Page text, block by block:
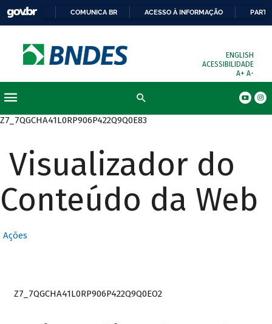
COMUNICA BR ACESSO À INFORMAÇÃO
ENGLISH
ACESSIBILIDADE
A+ A-
Z7_7QGCHA41L0RP906P422Q9Q0E83
Visualizador do
Conteúdo da Web
Ações
Z7_7QGCHA41L0RP906P422Q9Q0EO2